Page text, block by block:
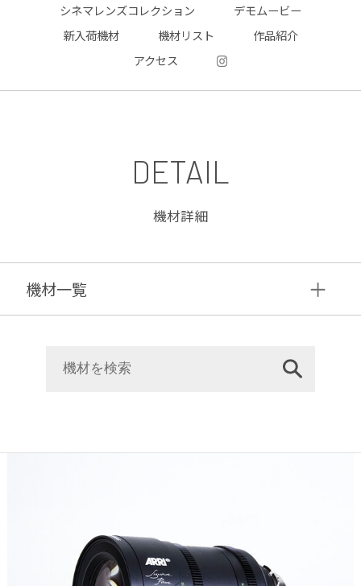
シネマレンズコレクション
デモムービー
新入荷機材
機材リスト
作品紹介
アクセス
DETAIL
機材詳細
機材⼀覧